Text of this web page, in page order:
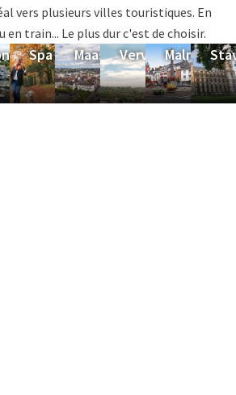
vers plusieurs villes touristiques. En
en train... Le plus dur c'est de choisir.
Spa MaastrichtVerviersMalmedy